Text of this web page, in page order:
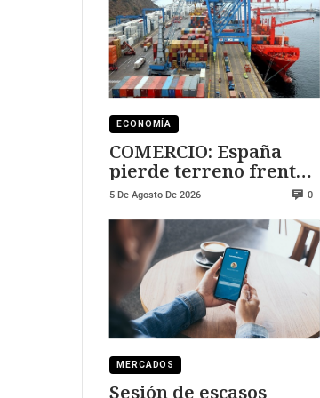
ECONOMÍA
COMERCIO: España
pierde terreno frente
a Marruecos
5 De Agosto De 2026 0
MERCADOS
Sesión de escasos